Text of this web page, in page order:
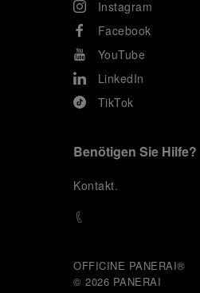
Instagram
Facebook
YouTube
LinkedIn
TikTok
Benötigen Sie Hilfe?
Kontakt.
OFFICINE PANERAI®
© 2026 PANERAI